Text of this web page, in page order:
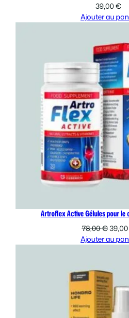
39,00€
Ajouter au
Artroflex Active Gélules pour
78,00€Le
prix
78,00
39,00
Ajouter au